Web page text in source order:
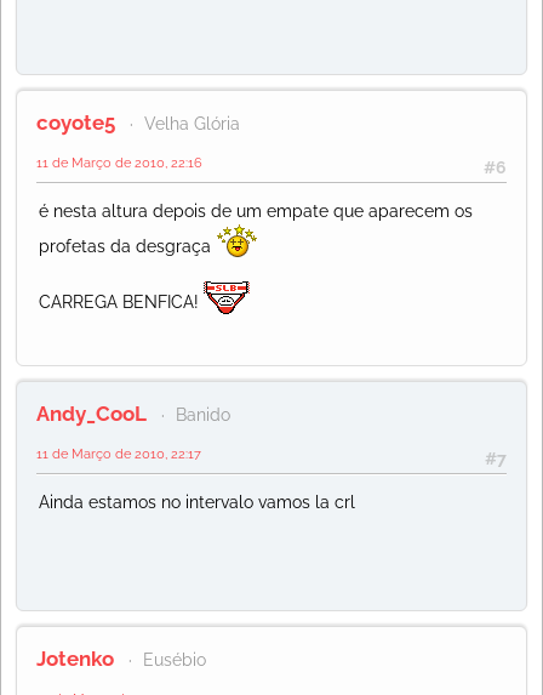
coyote5 Velha Glória
#6
11 de Março de 2010, 22:16
é nesta altura depois de um empate que aparecem os
profetas da desgraça
CARREGA BENFICA!
Andy_CooL Banido
#7
11 de Março de 2010, 22:17
Ainda estamos no intervalo vamos la crl
Jotenko Eusébio